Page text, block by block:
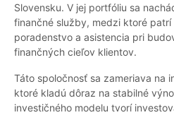
Slovensku. V jej portfóliu sa
finančné služby, medzi ktoré patrí
poradenstvo a asistencia pri
finančných cieľov klientov.
Táto spoločnosť sa zameriava na
ktoré kladú dôraz na stabilné
investičného modelu tvorí